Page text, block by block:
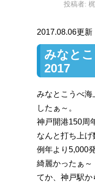
投稿者:
2017.08.06更新
みなと
2017
みなとこうべ海
したぁ～。
神戸開港150周
なんと打ち上げ
例年より5,000
綺麗かったぁ～
てか、神戸駅